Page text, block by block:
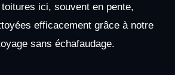
toitures ici, souvent en pente,
efficacement grâce à notre
sans échafaudage.